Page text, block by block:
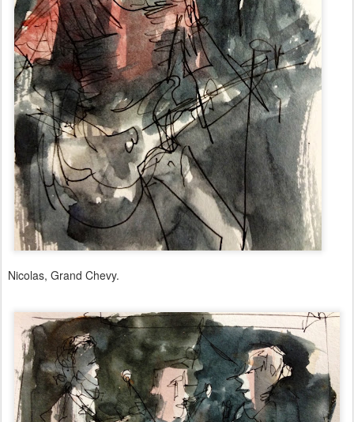
Nicolas, Grand Chevy.